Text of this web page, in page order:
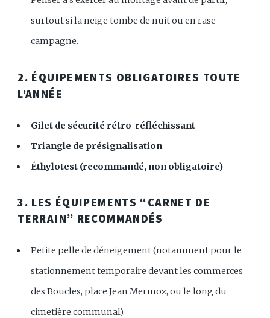
surtout si la neige tombe de nuit ou en rase
campagne.
2. ÉQUIPEMENTS OBLIGATOIRES TOUTE
L’ANNÉE
Gilet de sécurité rétro-réfléchissant
Triangle de présignalisation
Éthylotest (recommandé, non obligatoire)
3. LES ÉQUIPEMENTS “CARNET DE
TERRAIN” RECOMMANDÉS
Petite pelle de déneigement (notamment pour le
stationnement temporaire devant les commerces
des Boucles, place Jean Mermoz, ou le long du
cimetière communal).